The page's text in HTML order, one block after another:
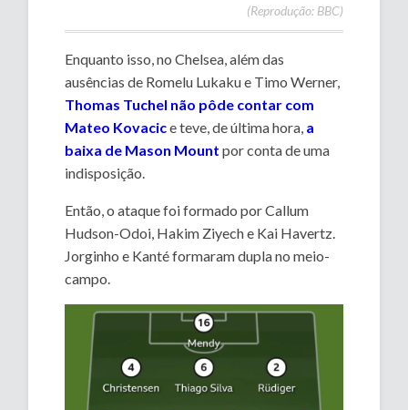
(Reprodução: BBC)
Enquanto isso, no Chelsea, além das
ausências de Romelu Lukaku e Timo Werner,
Thomas Tuchel não pôde contar com
Mateo Kovacice teve, de última hora, a
baixa de Mason Mount por conta de uma
indisposição.
Então, o ataque foi formado por Callum
Hudson-Odoi, Hakim Ziyech e Kai Havertz.
Jorginho e Kanté formaram dupla no meio-
campo.